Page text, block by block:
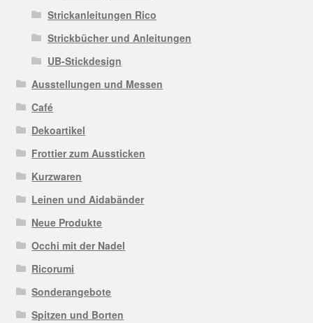
Strickanleitungen Rico
Strickbücher und Anleitungen
UB-Stickdesign
Ausstellungen und Messen
Café
Dekoartikel
Frottier zum Aussticken
Kurzwaren
Leinen und Aidabänder
Neue Produkte
Occhi mit der Nadel
Ricorumi
Sonderangebote
Spitzen und Borten